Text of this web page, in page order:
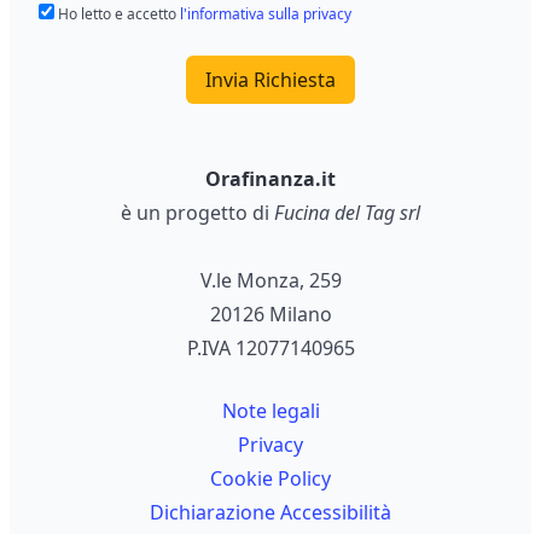
Ho letto e accetto l'informativa sulla privacy
Invia Richiesta
Orafinanza.it
è un progetto di Fucina del Tag srl
V.le Monza, 259
20126 Milano
P.IVA 12077140965
Note legali
Privacy
Cookie Policy
Dichiarazione Accessibilità